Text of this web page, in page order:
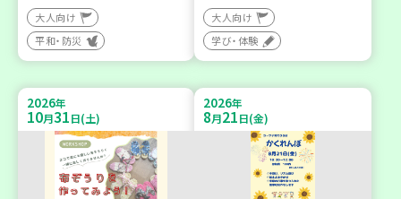
大人向け
平和・防災
大人向け
学び・体験
2026年
10月31日(土)
2026年
8月21日(金)